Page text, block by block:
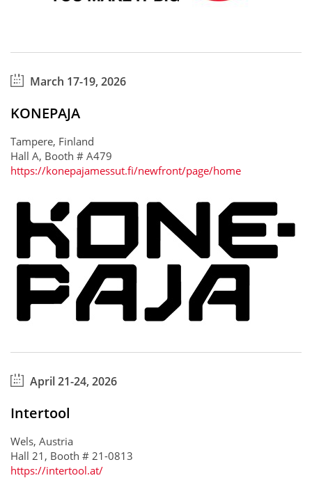
March 17-19, 2026
KONEPAJA
Tampere, Finland
Hall A, Booth # A479
https://konepajamessut.fi/newfront/page/home
April 21-24, 2026
Intertool
Wels, Austria
Hall 21, Booth # 21-0813
https://intertool.at/